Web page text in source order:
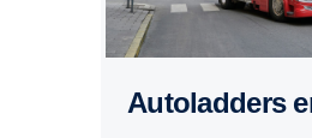
Autoladders